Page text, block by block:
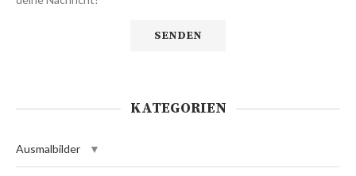
KATEGORIEN
Ausmalbilder